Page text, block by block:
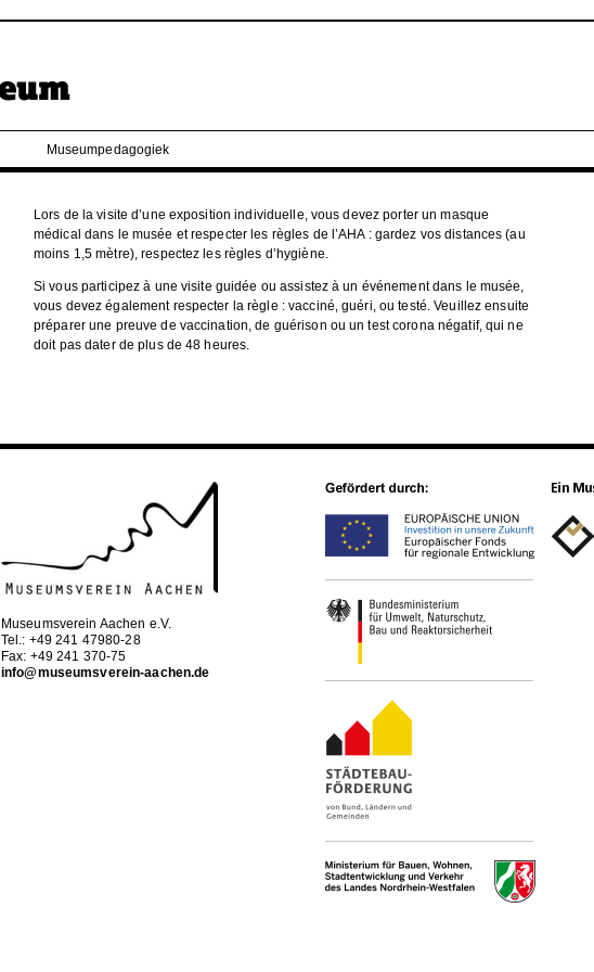
Museumpedagogiek
Lors de la visite d’une exposition individuelle, vous devez porter un masque
médical dans le musée et respecter les règles de l’AHA : gardez vos distances (au
moins 1,5 mètre), respectez les règles d’hygiène.
Si vous participez à une visite guidée ou assistez à un événement dans le musée,
vous devez également respecter la règle : vacciné, guéri, ou testé. Veuillez ensuite
préparer une preuve de vaccination, de guérison ou un test corona négatif, qui ne
doit pas dater de plus de 48 heures.
Museumsverein Aachen e.V.
Tel.: +49 241 47980-28
Fax: +49 241 370-75
info@museumsverein-aachen.de